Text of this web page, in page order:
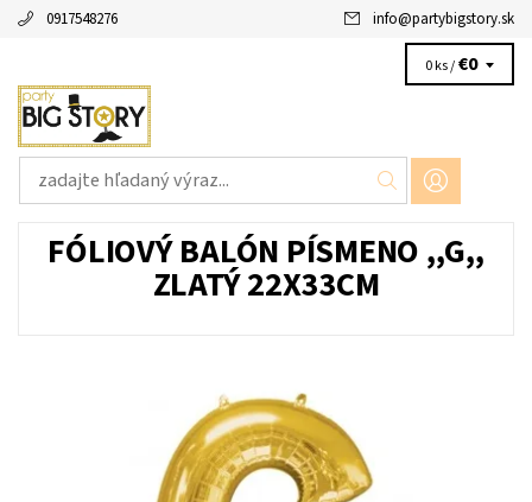
0917548276 info@partybigstory.sk
0 ks /€0
FÓLIOVÝ BALÓN PÍSMENO ,,G,,
ZLATÝ 22X33CM